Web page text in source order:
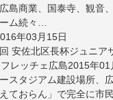
島商業、国泰寺、観音
ム続々…
年03月15日
安佐北区長杯ジュニア
2015年01
スタジアム建設場所、
ておらん」で完全に市